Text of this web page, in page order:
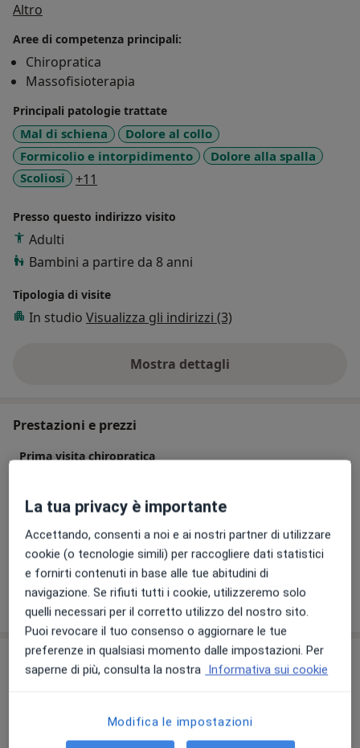
La Chiropratica è una professione sanitaria di grado
Mondiale della Sanità.
L'obiettivo è quello di individuare ed eliminare le cause
che possono provocare problemi fisici prima dei
sintomi, in modo naturale. Il trattamento è volto al
riequilibrio del nostro sistema nervoso (colui che
gestisce tutte le funzionalità del nostro corpo (dalle
articolazioni, ai muscoli, agli organi , ai nostri stessi
nervi)
Altro
Aree di competenza principali:
Chiropratica
Massofisioterapia
Principali patologie trattate
Mal di schiena
Dolore al collo
Formicolio e intorpidimento
Dolore alla spalla
Scoliosi
+11
Presso questo indirizzo visito
Adulti
Bambini a partire da 8 anni
Tipologia di visite
In studio Visualizza gli indirizzi (3)
Mostra dettagli
sull'esperienza
Prestazioni e prezzi
Prima visita chiropratica
Trattamento chiropratico
75 € Dettagli
Come funzionano i prezzi?
Indirizzi (3)
La tua privacy è importante
Accettando, consenti a noi e ai nostri partner di utilizzare
cookie (o tecnologie simili) per raccogliere dati statistici
e fornirti contenuti in base alle tue abitudini di
navigazione. Se rifiuti tutti i cookie, utilizzeremo solo
quelli necessari per il corretto utilizzo del nostro sito.
Puoi revocare il tuo consenso o aggiornare le tue
preferenze in qualsiasi momento dalle impostazioni. Per
saperne di più, consulta la nostra Informativa sui cookie
Modifica le impostazioni